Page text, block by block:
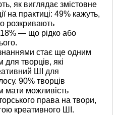
як виглядає змістовне
на практиці: 49% кажуть,
розкривають
— що рідко або
стає ще одним
творців, які
ШІ для
90% творців
мати можливість
права на твори,
креативного ШІ.